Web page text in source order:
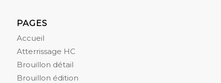
PAGES
Accueil
Atterrissage HC
Brouillon détail
Brouillon édition